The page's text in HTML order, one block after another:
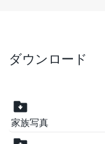
ダウンロード
家族写真